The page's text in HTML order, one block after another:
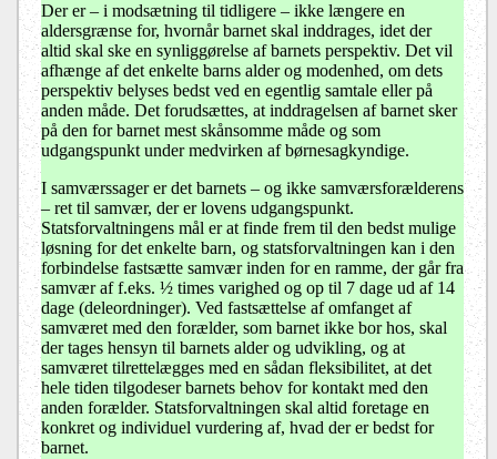
Der er – i modsætning til tidligere – ikke længere en
aldersgrænse for, hvornår barnet skal inddrages, idet der
altid skal ske en synliggørelse af barnets perspektiv. Det vil
afhænge af det enkelte barns alder og modenhed, om dets
perspektiv belyses bedst ved en egentlig samtale eller på
anden måde. Det forudsættes, at inddragelsen af barnet sker
på den for barnet mest skånsomme måde og som
udgangspunkt under medvirken af børnesagkyndige.
I samværssager er det barnets – og ikke samværsforælderens
– ret til samvær, der er lovens udgangspunkt.
Statsforvaltningens mål er at finde frem til den bedst mulige
løsning for det enkelte barn, og statsforvaltningen kan i den
forbindelse fastsætte samvær inden for en ramme, der går fra
samvær af f.eks. ½ times varighed og op til 7 dage ud af 14
dage (deleordninger). Ved fastsættelse af omfanget af
samværet med den forælder, som barnet ikke bor hos, skal
der tages hensyn til barnets alder og udvikling, og at
samværet tilrettelægges med en sådan fleksibilitet, at det
hele tiden tilgodeser barnets behov for kontakt med den
anden forælder. Statsforvaltningen skal altid foretage en
konkret og individuel vurdering af, hvad der er bedst for
barnet.